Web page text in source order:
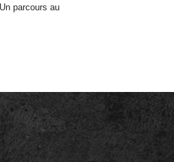
parcours au